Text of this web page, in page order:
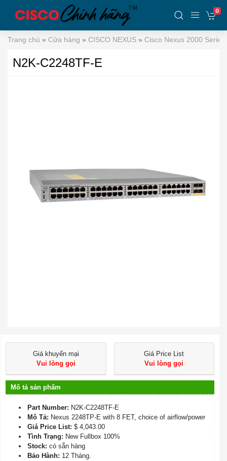
0
Trang chủ » Cửa hàng » CISCO NEXUS » Cisco Nexus 2000 Series
N2K-C2248TF-E
Giá khuyến mại
Vui lòng gọi
Giá Price List
Vui lòng gọi
Mô tả sản phẩm
Part Number: N2K-C2248TF-E
Mô Tả: Nexus 2248TP-E with 8 FET, choice of airflow/power
Giá Price List: $ 4,043.00
Tình Trạng: New Fullbox 100%
Stock: có sẵn hàng
Bảo Hành: 12 Tháng.